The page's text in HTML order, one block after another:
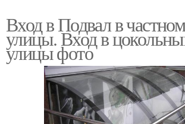
Вход в Подвал в
улицы. Вход в
улицы фото